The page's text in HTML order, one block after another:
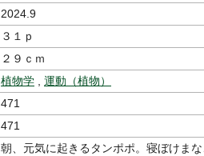
2024.9
３１ｐ
２９ｃｍ
植物学
運動（植物）
471
471
朝、元気に起きるタンポポ。寝ぼけま